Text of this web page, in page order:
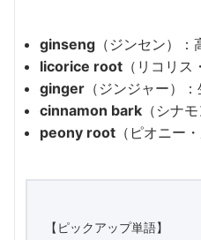
ginseng （ジンセン）：
licorice root （リコリ
ginger （ジンジャー）
cinnamon bark （シナ
peony root （ピオニー
【ピックアップ単語】